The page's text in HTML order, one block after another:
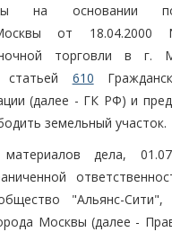
на основании
Москвы от
торговли в г.
статьей 610
(далее - ГК РФ) и
земельный участок.
дела,
"Альянс-Сити",
Москвы (далее -